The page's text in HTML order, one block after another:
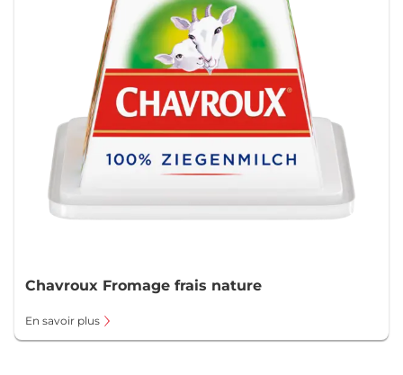
Chavroux Fromage frais nature
En savoir plus